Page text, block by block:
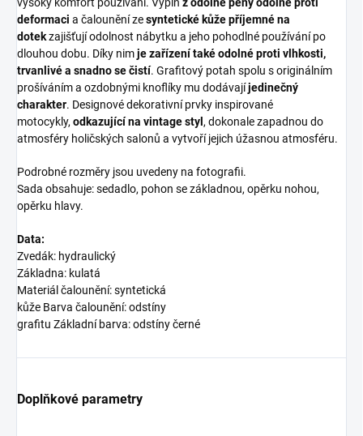
vysoký komfort používání. Výplň z odolné pěny odolné proti
deformaci a čalounění zesyntetické kůže příjemné na
dotekzajišťují odolnost nábytku a jeho pohodlné používání po
dlouhou dobu. Díky nimje zařízení také odolné proti vlhkosti,
trvanlivé a snadno se čistí. Grafitový potah spolu s originálním
prošíváním a ozdobnými knoflíky mu dodávajíjedinečný
charakter. Designové dekorativní prvky inspirované
motocykly, odkazující na vintage styl , dokonale zapadnou do
atmosféry holičských salonů a vytvoří jejich úžasnou atmosféru.
Podrobné rozměry jsou uvedeny na fotografii.
Sada obsahuje: sedadlo, pohon se základnou, opěrku nohou,
opěrku hlavy.
Data:
Zvedák: hydraulický
Základna: kulatá
Materiál čalounění: syntetická
kůže Barva čalounění: odstíny
grafitu Základní barva: odstíny černé
Doplňkové parametry